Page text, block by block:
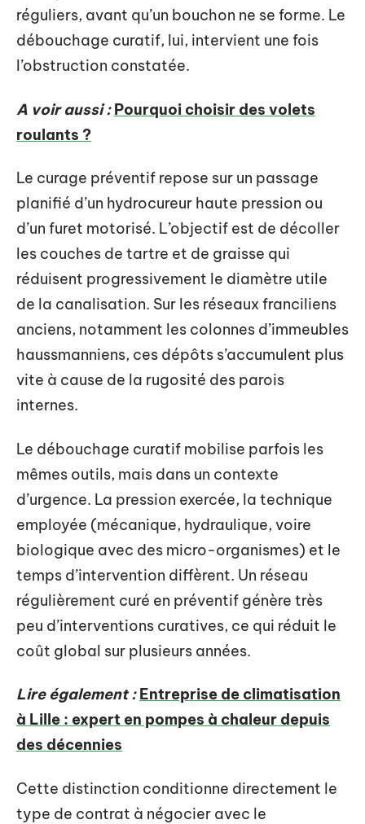
réguliers, avant qu’un bouchon ne se forme. Le
débouchage curatif, lui, intervient une fois
l’obstruction constatée.
A voir aussi : Pourquoi choisir des volets
roulants ?
Le curage préventif repose sur un passage
planifié d’un hydrocureur haute pression ou
d’un furet motorisé. L’objectif est de décoller
les couches de tartre et de graisse qui
réduisent progressivement le diamètre utile
de la canalisation. Sur les réseaux franciliens
anciens, notamment les colonnes d’immeubles
haussmanniens, ces dépôts s’accumulent plus
vite à cause de la rugosité des parois
internes.
Le débouchage curatif mobilise parfois les
mêmes outils, mais dans un contexte
d’urgence. La pression exercée, la technique
employée (mécanique, hydraulique, voire
biologique avec des micro-organismes) et le
temps d’intervention diffèrent. Un réseau
régulièrement curé en préventif génère très
peu d’interventions curatives, ce qui réduit le
coût global sur plusieurs années.
Lire également : Entreprise de climatisation
à Lille : expert en pompes à chaleur depuis
des décennies
Cette distinction conditionne directement le
type de contrat à négocier avec le